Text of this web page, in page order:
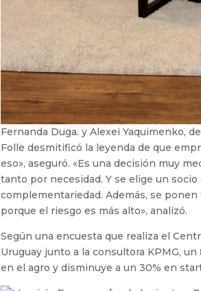
Fernanda Duga. y Alexei Yaquimenko,
Folle desmitificó la leyenda de que
eso», aseguró. «Es una decisión muy
tanto por necesidad. Y se elige un
complementariedad. Además, se
porque el riesgo es más alto», analizó.
Según una encuesta que realiza el
Uruguay junto a la consultora KPMG,
en el agro y disminuye a un 30% en